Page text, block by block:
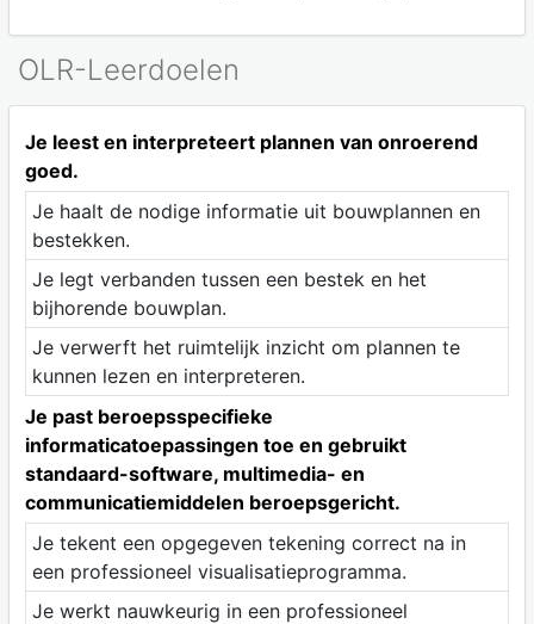
OLR-Leerdoelen
Je leest en interpreteert plannen van onroerend
goed.
Je haalt de nodige informatie uit bouwplannen en
bestekken.
Je legt verbanden tussen een bestek en het
bijhorende bouwplan.
Je verwerft het ruimtelijk inzicht om plannen te
kunnen lezen en interpreteren.
Je past beroepsspecifieke
informaticatoepassingen toe en gebruikt
standaard-software, multimedia- en
communicatiemiddelen beroepsgericht.
Je tekent een opgegeven tekening correct na in
een professioneel visualisatieprogramma.
Je werkt nauwkeurig in een professioneel